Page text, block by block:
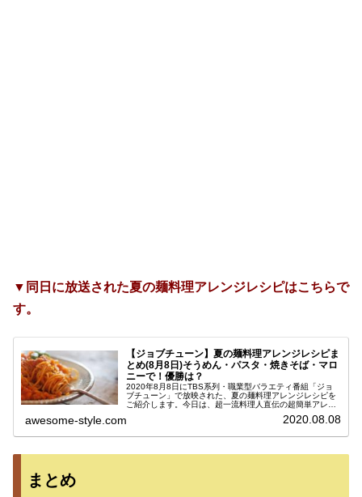
▼同日に放送された夏の麺料理アレンジレシピはこちらで
す。
【ジョブチューン】夏の麺料理アレンジレシピま
とめ(8月8日)そうめん・パスタ・焼きそば・マロ
ニーで！優勝は？
2020年8月8日にTBS系列・職業型バラエティ番組「ジョ
ブチューン」で放映された、夏の麺料理アレンジレシピを
ご紹介します。今日は、超一流料理人直伝の超簡単アレン
awesome-style.com 2020.08.08
まとめ